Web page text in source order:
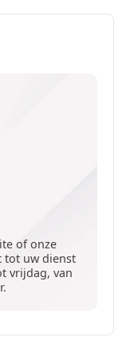
of onze
tot uw dienst
vrijdag, van